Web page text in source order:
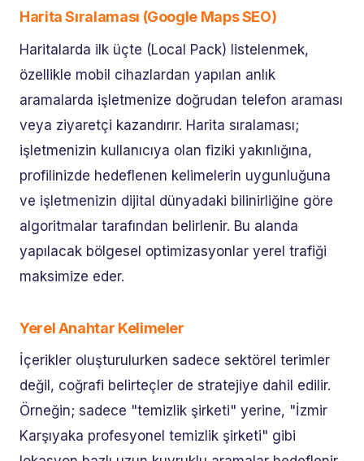
Harita Sıralaması (Google Maps SEO)
Haritalarda ilk üçte (Local Pack) listelenmek,
özellikle mobil cihazlardan yapılan anlık
aramalarda işletmenize doğrudan telefon araması
veya ziyaretçi kazandırır. Harita sıralaması;
işletmenizin kullanıcıya olan fiziki yakınlığına,
profilinizde hedeflenen kelimelerin uygunluğuna
ve işletmenizin dijital dünyadaki bilinirliğine göre
algoritmalar tarafından belirlenir. Bu alanda
yapılacak bölgesel optimizasyonlar yerel trafiği
maksimize eder.
Yerel Anahtar Kelimeler
İçerikler oluşturulurken sadece sektörel terimler
değil, coğrafi belirteçler de stratejiye dahil edilir.
Örneğin; sadece "temizlik şirketi" yerine, "İzmir
Karşıyaka profesyonel temizlik şirketi" gibi